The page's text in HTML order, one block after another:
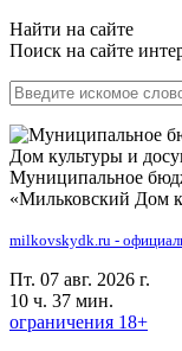
Найти на сайте
Поиск на сайте
Муниципальное
«Мильковский Дом
milkovskydk.ru -
Пт. 07 авг. 2026 г.
10 ч. 37 мин.
ограничения 18+